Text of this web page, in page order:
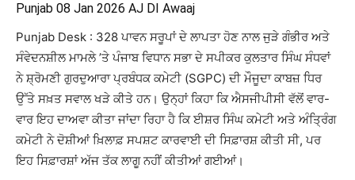
Punjab 08 Jan 2026 AJ DI Awaaj
Punjab Desk : 328 ਪਾਵਨ ਸਰੂਪਾਂ ਦੇ ਲਾਪਤਾ ਹੋਣ ਨਾਲ ਜੁੜੇ ਗੰਭੀਰ ਅਤੇ
ਸੰਵੇਦਨਸ਼ੀਲ ਮਾਮਲੇ ’ਤੇ ਪੰਜਾਬ ਵਿਧਾਨ ਸਭਾ ਦੇ ਸਪੀਕਰ ਕੁਲਤਾਰ ਸਿੰਘ ਸੰਧਵਾਂ
ਨੇ ਸ਼੍ਰੋਮਣੀ ਗੁਰਦੁਆਰਾ ਪ੍ਰਬੰਧਕ ਕਮੇਟੀ (SGPC) ਦੀ ਮੌਜੂਦਾ ਕਾਬਜ਼ ਧਿਰ
ਉੱਤੇ ਸਖ਼ਤ ਸਵਾਲ ਖੜੇ ਕੀਤੇ ਹਨ। ਉਨ੍ਹਾਂ ਕਿਹਾ ਕਿ ਐਸਜੀਪੀਸੀ ਵੱਲੋਂ ਵਾਰ-
ਵਾਰ ਇਹ ਦਾਅਵਾ ਕੀਤਾ ਜਾਂਦਾ ਰਿਹਾ ਹੈ ਕਿ ਈਸ਼ਰ ਸਿੰਘ ਕਮੇਟੀ ਅਤੇ ਅੰਤ੍ਰਿੰਗ
ਕਮੇਟੀ ਨੇ ਦੋਸ਼ੀਆਂ ਖ਼ਿਲਾਫ਼ ਸਪਸ਼ਟ ਕਾਰਵਾਈ ਦੀ ਸਿਫ਼ਾਰਸ਼ ਕੀਤੀ ਸੀ, ਪਰ
ਇਹ ਸਿਫ਼ਾਰਸ਼ਾਂ ਅੱਜ ਤੱਕ ਲਾਗੂ ਨਹੀਂ ਕੀਤੀਆਂ ਗਈਆਂ।